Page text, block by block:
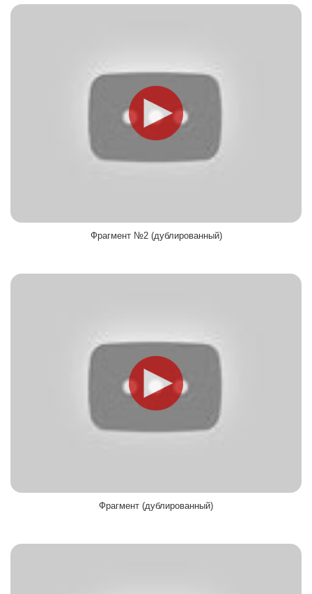
Фрагмент №2 (дублированный)
Фрагмент (дублированный)